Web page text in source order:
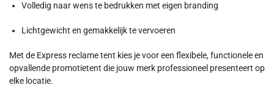
Volledig naar wens te bedrukken met eigen branding
Lichtgewicht en gemakkelijk te vervoeren
Met de Express reclame tent kies je voor een flexibele, functionele en
opvallende promotietent die jouw merk professioneel presenteert op
elke locatie.